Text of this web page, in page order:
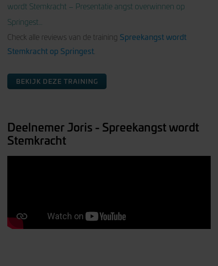
wordt Stemkracht – Presentatie angst overwinnen op
Springest…
Check alle reviews van de training Spreekangst wordt
Stemkracht op Springest
BEKIJK DEZE TRAINING
Deelnemer Joris - Spreekangst wordt
Stemkracht